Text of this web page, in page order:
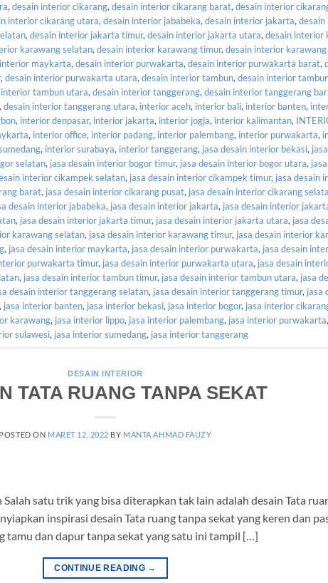
, desain interior cikarang, desain interior cikarang barat, desain interior
interior cikarang utara, desain interior jababeka, desain interior jakarta,
, desain interior jakarta timur, desain interior jakarta utara, desain interior
karawang selatan, desain interior karawang timur, desain interior
maykarta, desain interior purwakarta, desain interior purwakarta barat,
, desain interior purwakarta utara, desain interior tambun, desain interior
tambun utara, desain interior tanggerang, desain interior tanggerang
, desain interior tanggerang utara, interior aceh, interior bali, interior banten,
, interior denpasar, interior jakarta, interior jogja, interior kalimantan,
, interior office, interior padang, interior palembang, interior purwakarta,
, interior surabaya, interior tanggerang, jasa desain interior bekasi,
selatan, jasa desain interior bogor timur, jasa desain interior bogor utara,
interior cikampek selatan, jasa desain interior cikampek timur, jasa desain
barat, jasa desain interior cikarang pusat, jasa desain interior cikarang
desain interior jababeka, jasa desain interior jakarta, jasa desain interior
, jasa desain interior jakarta timur, jasa desain interior jakarta utara, jasa
karawang selatan, jasa desain interior karawang timur, jasa desain interior
, jasa desain interior maykarta, jasa desain interior purwakarta, jasa desain
purwakarta timur, jasa desain interior purwakarta utara, jasa desain
, jasa desain interior tambun timur, jasa desain interior tambun utara, jasa
desain interior tanggerang selatan, jasa desain interior tanggerang timur, jasa
, jasa interior banten, jasa interior bekasi, jasa interior bogor, jasa interior
karawang, jasa interior lippo, jasa interior palembang, jasa interior purwakarta,
sulawesi, jasa interior sumedang, jasa interior tanggerang
DESAIN INTERIOR
TATA RUANG TANPA SEKAT
POSTED ON MARET 12, 2022 BY MANTA AHMAD FAUZY
Salah satu trik yang bisa diterapkan tak lain adalah desain Tata
inspirasi desain Tata ruang tanpa sekat yang keren dan
tamu dan dapur tanpa sekat yang satu ini tampil […]
CONTINUE READING →